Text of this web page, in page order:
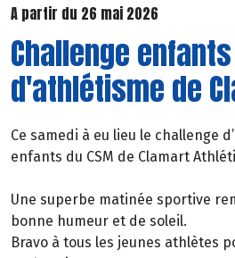
A partir du 26 mai 2026
Challenge
d'athlétisme de
Ce samedi à eu lieu le challenge
enfants du CSM de Clamart
Une superbe matinée sportive
bonne humeur et de soleil.
Bravo à tous les jeunes athlètes